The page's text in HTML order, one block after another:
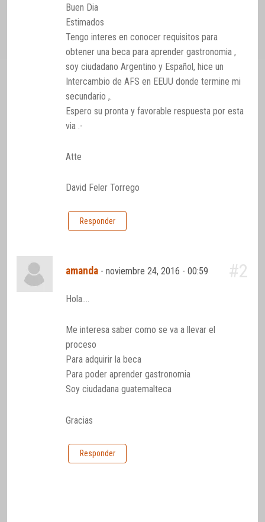
Buen Dia
Estimados
Tengo interes en conocer requisitos para
obtener una beca para aprender gastronomia ,
soy ciudadano Argentino y Español, hice un
Intercambio de AFS en EEUU donde termine mi
secundario ,.
Espero su pronta y favorable respuesta por esta
via .-
Atte
David Feler Torrego
Responder
amanda -noviembre 24, 2016 - 00:59 #2
Hola….
Me interesa saber como se va a llevar el
proceso
Para adquirir la beca
Para poder aprender gastronomia
Soy ciudadana guatemalteca
Gracias
Responder